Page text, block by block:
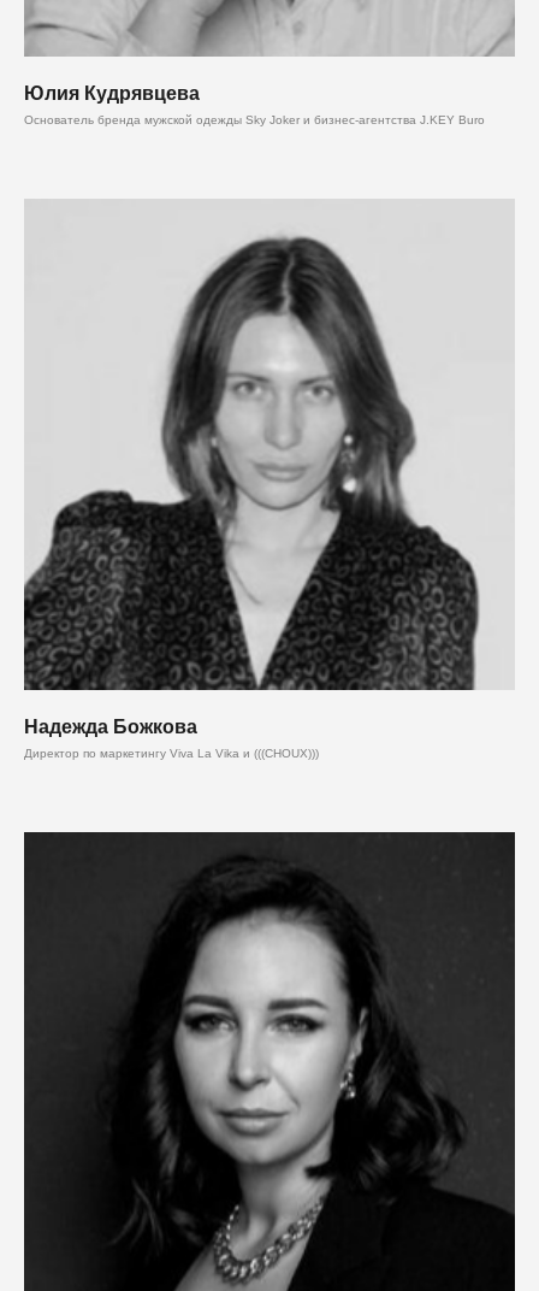
Юлия Кудрявцева
Основатель бренда мужской одежды Sky Joker и бизнес-агентства J.KEY Buro
Надежда Божкова
Директор по маркетингу Viva La Vika и (((CHOUX)))